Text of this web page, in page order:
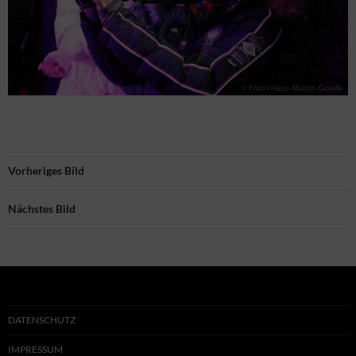
Vorheriges Bild
Nächstes Bild
DATENSCHUTZ
IMPRESSUM